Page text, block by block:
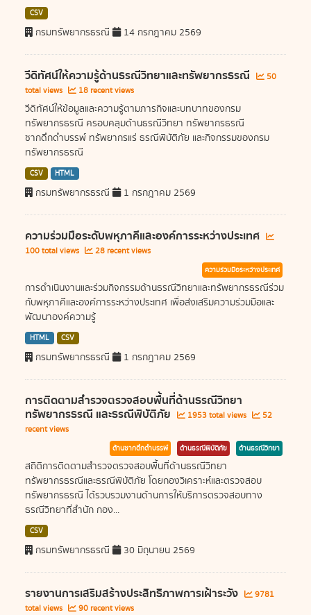
CSV
กรมทรัพยากรธรณี 14 กรกฎาคม 2569
วีดิทัศน์ให้ความรู้ด้านธรณีวิทยาและทรัพยากรธรณี
50
total views
18 recent views
วีดิทัศน์ให้ข้อมูลและความรู้ตามภารกิจและบทบาทของกรม
ทรัพยากรธรณี ครอบคลุมด้านธรณีวิทยา ทรัพยากรธรณี
ซากดึกดำบรรพ์ ทรัพยากรแร่ ธรณีพิบัติภัย และกิจกรรมของกรม
ทรัพยากรธรณี
CSV HTML
กรมทรัพยากรธรณี 1 กรกฎาคม 2569
ความร่วมมือระดับพหุภาคีและองค์การระหว่างประเทศ
100 total views 28 recent views
ความร่วมมือระหว่างประเทศ
การดำเนินงานและร่วมกิจกรรมด้านธรณีวิทยาและทรัพยากรธรณีร่วม
กับพหุภาคีและองค์การระหว่างประเทศ เพื่อส่งเสริมความร่วมมือและ
พัฒนาองค์ความรู้
HTML CSV
กรมทรัพยากรธรณี 1 กรกฎาคม 2569
การติดตามสำรวจตรวจสอบพื้นที่ด้านธรณีวิทยา
ทรัพยากรธรณี และธรณีพิบัติภัย 1953 total views
52
recent views
ด้านซากดึกดำบรรพ์ ด้านธรณีพิบัติภัย ด้านธรณีวิทยา
สถิติการติดตามสำรวจตรวจสอบพื้นที่ด้านธรณีวิทยา
ทรัพยากรธรณีและธรณีพิบัติภัย โดยกองวิเคราะห์และตรวจสอบ
ทรัพยากรธรณี ได้รวบรวมงานด้านการให้บริการตรวจสอบทาง
ธรณีวิทยาที่สำนัก กอง...
CSV
กรมทรัพยากรธรณี 30 มิถุนายน 2569
รายงานการเสริมสร้างประสิทธิภาพการเฝ้าระวัง
9781
total views
90 recent views